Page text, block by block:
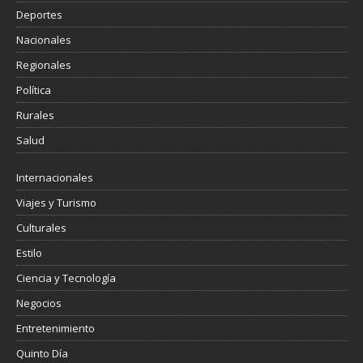
Deportes
Nacionales
Regionales
Política
Rurales
Salud
Internacionales
Viajes y Turismo
Culturales
Estilo
Ciencia y Tecnología
Negocios
Entretenimiento
Quinto Día